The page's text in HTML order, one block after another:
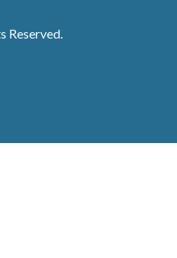
Reserved.